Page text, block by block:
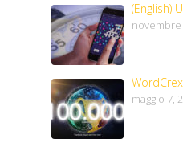
(English)
novembre
maggio 7,